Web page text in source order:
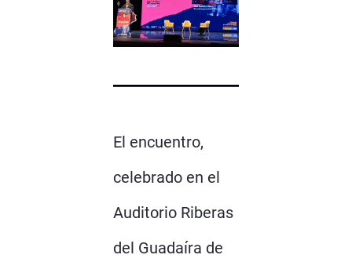
El encuentro,
celebrado en el
Auditorio Riberas
del Guadaíra de